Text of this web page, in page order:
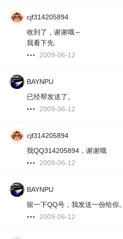
cjf314205894
收到了，谢谢哦～
我看下先.
2009-06-12
BAYNPU
已经帮发送了。
2009-06-12
cjf314205894
我QQ314205894，谢谢哦
2009-06-12
BAYNPU
留一下QQ号，我发送一份给你。
2009-06-12